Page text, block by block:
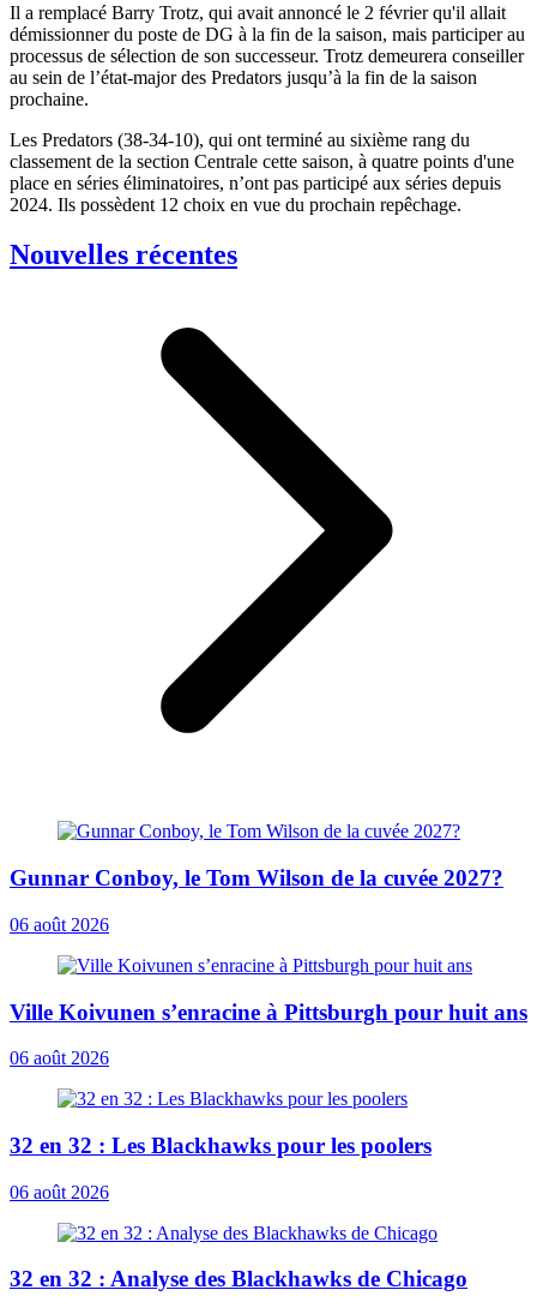
Il a remplacé Barry Trotz, qui avait annoncé le 2 février qu'il allait
démissionner du poste de DG à la fin de la saison, mais participer au
processus de sélection de son successeur. Trotz demeurera conseiller
au sein de l’état-major des Predators jusqu’à la fin de la saison
prochaine.
Les Predators (38-34-10), qui ont terminé au sixième rang du
classement de la section Centrale cette saison, à quatre points d'une
place en séries éliminatoires, n’ont pas participé aux séries depuis
2024. Ils possèdent 12 choix en vue du prochain repêchage.
Nouvelles récentes
Gunnar Conboy, le Tom Wilson de la cuvée 2027?
06 août 2026
Ville Koivunen s’enracine à Pittsburgh pour huit ans
06 août 2026
32 en 32 : Les Blackhawks pour les poolers
06 août 2026
32 en 32 : Analyse des Blackhawks de Chicago